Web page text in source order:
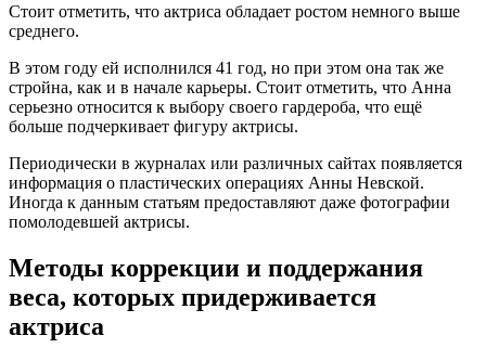
Стоит отметить, что актриса обладает ростом немного выше
среднего.
В этом году ей исполнился 41 год, но при этом она так же
стройна, как и в начале карьеры. Стоит отметить, что Анна
серьезно относится к выбору своего гардероба, что ещё
больше подчеркивает фигуру актрисы.
Периодически в журналах или различных сайтах появляется
информация о пластических операциях Анны Невской.
Иногда к данным статьям предоставляют даже фотографии
помолодевшей актрисы.
Методы коррекции и поддержания
веса, которых придерживается
актриса